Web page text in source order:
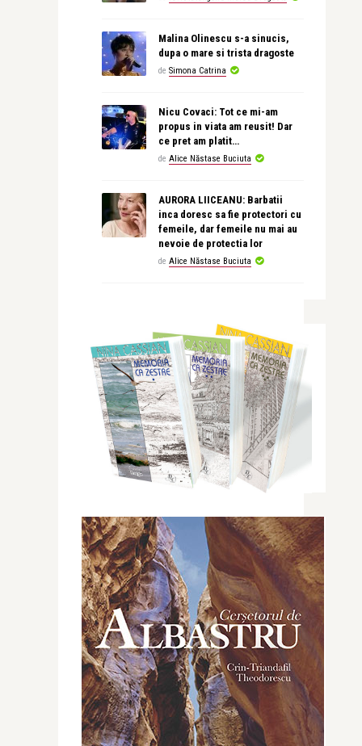
Malina Olinescu s-a sinucis,
dupa o mare si trista dragoste
de Simona Catrina
Nicu Covaci: Tot ce mi-am
propus in viata am reusit! Dar
ce pret am platit…
de Alice Năstase Buciuta
AURORA LIICEANU: Barbatii
inca doresc sa fie protectori cu
femeile, dar femeile nu mai au
nevoie de protectia lor
de Alice Năstase Buciuta